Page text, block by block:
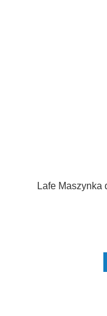
Lafe Maszynka